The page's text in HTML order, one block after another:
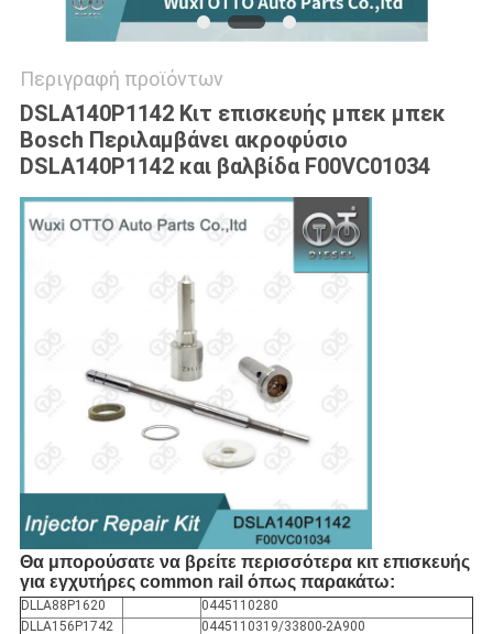
Περιγραφή προϊόντων
DSLA140P1142 Κιτ επισκευής μπεκ μπεκ
Bosch Περιλαμβάνει ακροφύσιο
DSLA140P1142 και βαλβίδα F00VC01034
Θα μπορούσατε να βρείτε περισσότερα κιτ επισκευής
για εγχυτήρες common rail όπως παρακάτω:
DLLA88P1620
0445110280
DLLA156P1742
0445110319/33800-2A900